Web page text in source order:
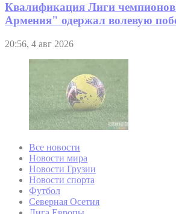
Квалификация Лиги
Армения" одержал волевую
20:56, 4 авг 2026
Все новости
Новости мира
Новости Грузии
Новости спорта
Футбол
Северная Осетия